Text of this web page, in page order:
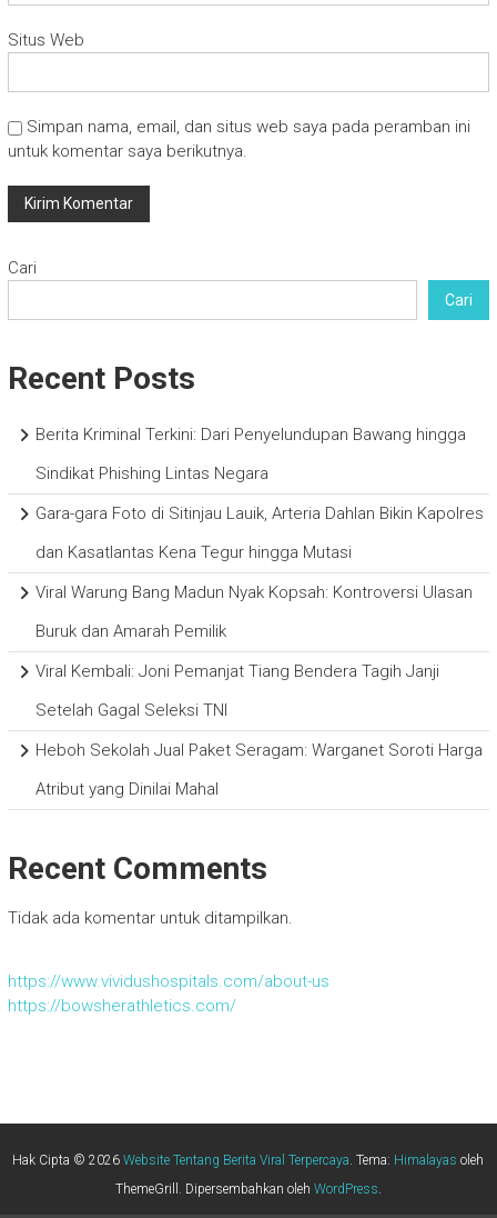
Situs Web
Simpan nama, email, dan situs web saya pada peramban ini
untuk komentar saya berikutnya.
Cari
Cari
Recent Posts
Berita Kriminal Terkini: Dari Penyelundupan Bawang hingga
Sindikat Phishing Lintas Negara
Gara-gara Foto di Sitinjau Lauik, Arteria Dahlan Bikin Kapolres
dan Kasatlantas Kena Tegur hingga Mutasi
Viral Warung Bang Madun Nyak Kopsah: Kontroversi Ulasan
Buruk dan Amarah Pemilik
Viral Kembali: Joni Pemanjat Tiang Bendera Tagih Janji
Setelah Gagal Seleksi TNI
Heboh Sekolah Jual Paket Seragam: Warganet Soroti Harga
Atribut yang Dinilai Mahal
Recent Comments
Tidak ada komentar untuk ditampilkan.
https://www.vividushospitals.com/about-us
https://bowsherathletics.com/
Hak Cipta © 2026Website Tentang Berita Viral Terpercaya. Tema: Himalayas oleh
ThemeGrill. Dipersembahkan oleh WordPress.